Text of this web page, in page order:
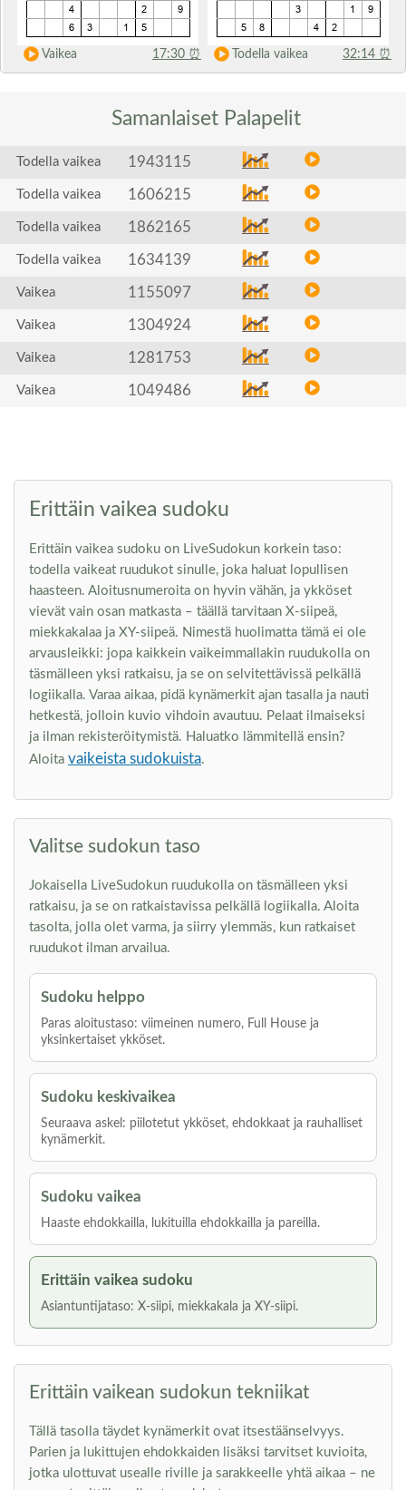
Vaikea 17:30 ⏰ Todella vaikea 32:14 ⏰
Samanlaiset Palapelit
Todella vaikea 1943115
Todella vaikea 1606215
Todella vaikea 1862165
Todella vaikea 1634139
Vaikea 1155097
Vaikea 1304924
Vaikea 1281753
Vaikea 1049486
Erittäin vaikea sudoku
Erittäin vaikea sudoku on LiveSudokun korkein taso:
todella vaikeat ruudukot sinulle, joka haluat lopullisen
haasteen. Aloitusnumeroita on hyvin vähän, ja ykköset
vievät vain osan matkasta – täällä tarvitaan X-siipeä,
miekkakalaa ja XY-siipeä. Nimestä huolimatta tämä ei ole
arvausleikki: jopa kaikkein vaikeimmallakin ruudukolla on
täsmälleen yksi ratkaisu, ja se on selvitettävissä pelkällä
logiikalla. Varaa aikaa, pidä kynämerkit ajan tasalla ja nauti
hetkestä, jolloin kuvio vihdoin avautuu. Pelaat ilmaiseksi
ja ilman rekisteröitymistä. Haluatko lämmitellä ensin?
Aloita vaikeista sudokuista.
Valitse sudokun taso
Jokaisella LiveSudokun ruudukolla on täsmälleen yksi
ratkaisu, ja se on ratkaistavissa pelkällä logiikalla. Aloita
tasolta, jolla olet varma, ja siirry ylemmäs, kun ratkaiset
ruudukot ilman arvailua.
Sudoku helppo
Paras aloitustaso: viimeinen numero, Full House ja
yksinkertaiset ykköset.
Sudoku keskivaikea
Seuraava askel: piilotetut ykköset, ehdokkaat ja rauhalliset
kynämerkit.
Sudoku vaikea
Haaste ehdokkailla, lukituilla ehdokkailla ja pareilla.
Erittäin vaikea sudoku
Asiantuntijataso: X-siipi, miekkakala ja XY-siipi.
Erittäin vaikean sudokun tekniikat
Tällä tasolla täydet kynämerkit ovat itsestäänselvyys.
Parien ja lukittujen ehdokkaiden lisäksi tarvitset kuvioita,
jotka ulottuvat usealle riville ja sarakkeelle yhtä aikaa – ne